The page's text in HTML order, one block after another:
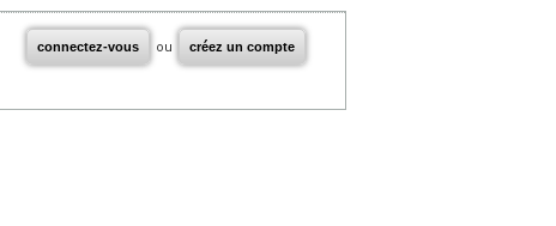
connectez-vous ou créez un compte